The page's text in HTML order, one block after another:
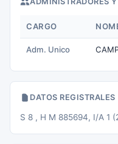
CARGO
Adm. Unico
DATOS REGISTRALES
S 8 , H M 885694, I/A 1